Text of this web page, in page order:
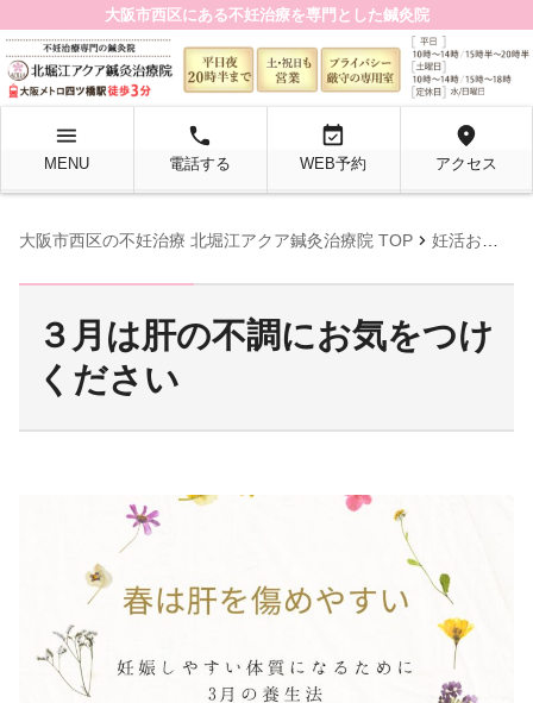
大阪市西区にある不妊治療を専門とした鍼灸院
menu
MENU
local_phone
電話する
event_available
WEB予約
location_on
アクセス
大阪市西区の不妊治療 北堀江アクア鍼灸治療院 TOP chevron_right 妊活お役立ち情報
３月は肝の不調にお気をつけ
ください